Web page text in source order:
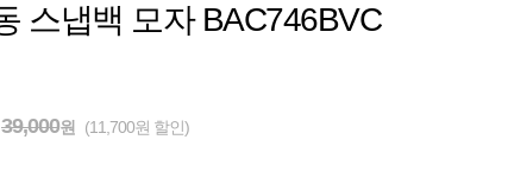
스냅백 모자 BAC746BVC
39,000원 (11,700원 할인)